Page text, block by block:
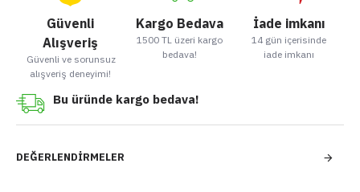
Güvenli
Alışveriş
Güvenli ve sorunsuz
alışveriş deneyimi!
Kargo Bedava
1500 TL üzeri kargo
bedava!
İade imkanı
14 gün içerisinde
iade imkanı
DEĞERLENDIRMELER
Bu üründe kargo bedava!